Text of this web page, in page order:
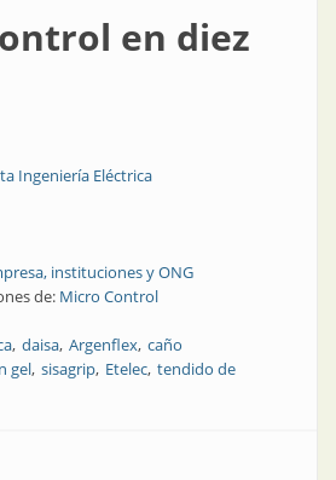
en diez
Ingeniería Eléctrica
instituciones y ONG
de: Micro Control
daisa Argenflex caño
gel sisagrip Etelec tendido de
Control en diez años